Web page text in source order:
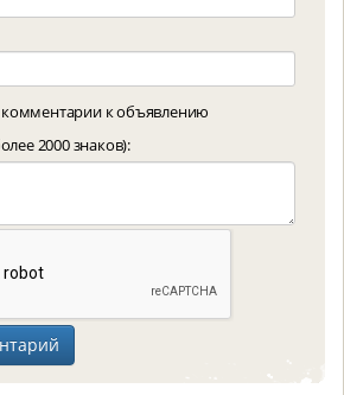
комментарии к объявлению
2000 знаков):